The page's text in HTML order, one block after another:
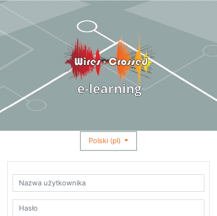
Polski ‎(pl)‎
Nazwa użytkownika
Hasło